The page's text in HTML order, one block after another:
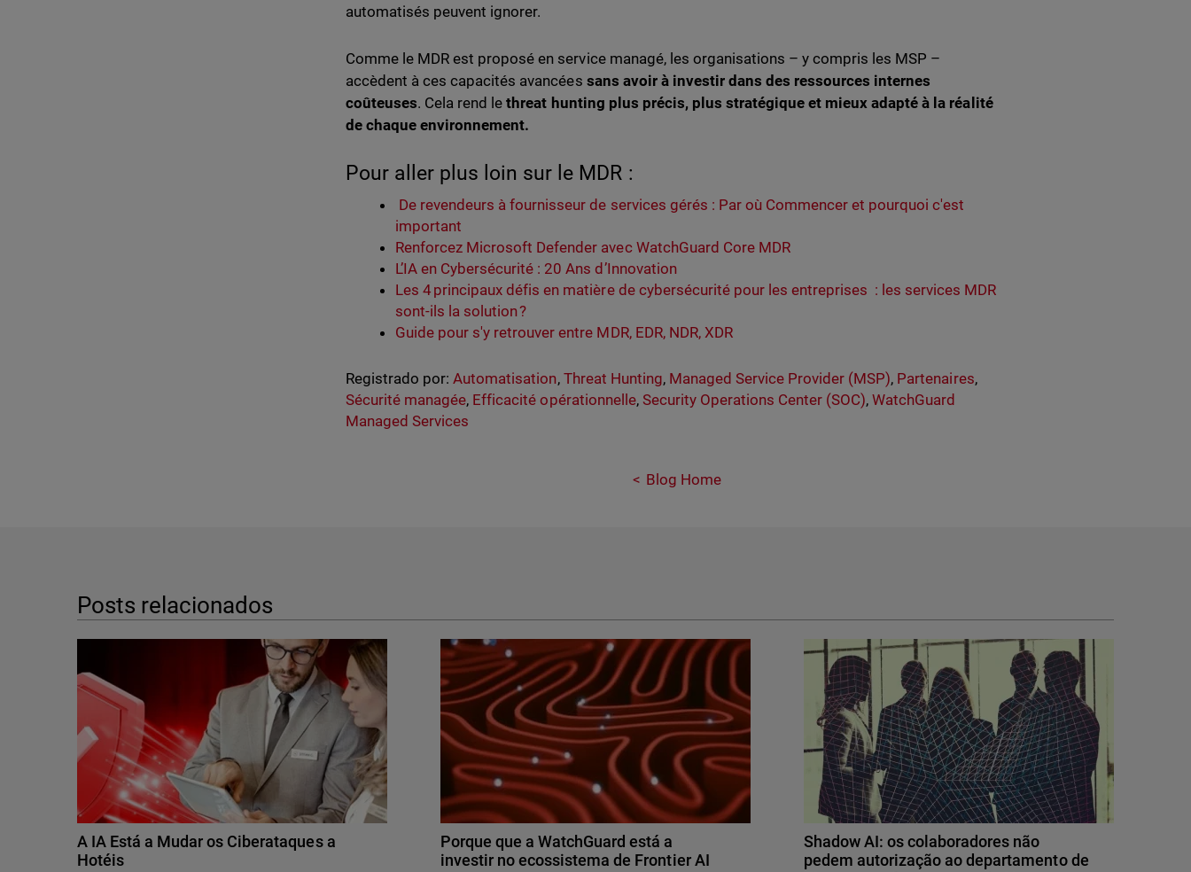
automatisés peuvent ignorer.
Comme le MDR est proposé en service managé, les organisations – y compris les MSP –
accèdent à ces capacités avancées sans avoir à investir dans des ressources internes
coûteuses. Cela rend lethreat hunting plus précis, plus stratégique et mieux adapté à la réalité
de chaque environnement.
Pour aller plus loin sur le MDR :
De revendeurs à fournisseur de services gérés : Par où Commencer et pourquoi c'est
important
Renforcez Microsoft Defender avec WatchGuard Core MDR
L’IA en Cybersécurité : 20 Ans d’Innovation
Les 4 principaux défis en matière de cybersécurité pour les entreprises : les services MDR
sont-ils la solution ?
Guide pour s'y retrouver entre MDR, EDR, NDR, XDR
Registrado por: Automatisation, Threat Hunting, Managed Service Provider (MSP), Partenaires,
Sécurité managée, Efficacité opérationnelle, Security Operations Center (SOC),WatchGuard
Managed Services
Blog Home
Posts relacionados
A IA Está a Mudar os Ciberataques a
Hotéis
Porque que a WatchGuard está a
investir no ecossistema de Frontier AI
Shadow AI: os colaboradores não
pedem autorização ao departamento de